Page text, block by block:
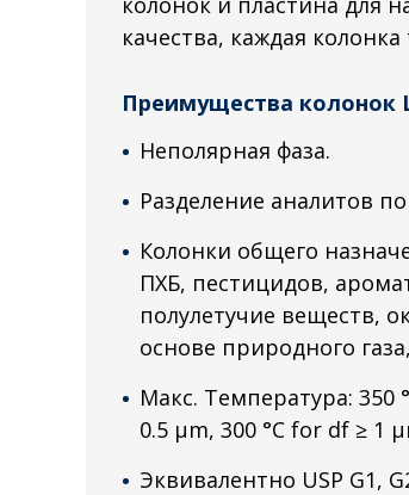
качества, каждая
Преимущества колонок
Неполярная фаза.
Разделение аналитов
Колонки общего
ПХБ, пестицидов,
полулетучие веществ,
основе природного
Макс. Температура: 350
0.5 μm, 300 °C for df ≥ 1
Эквивалентно USP G1,